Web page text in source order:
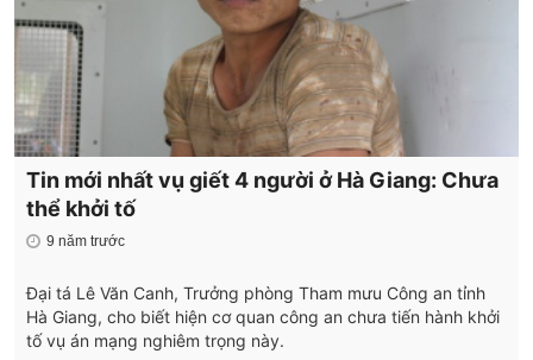
Tin mới nhất vụ giết 4 người ở Hà Giang: Chưa
thể khởi tố
9 năm trước
Đại tá Lê Văn Canh, Trưởng phòng Tham mưu Công an tỉnh
Hà Giang, cho biết hiện cơ quan công an chưa tiến hành khởi
tố vụ án mạng nghiêm trọng này.